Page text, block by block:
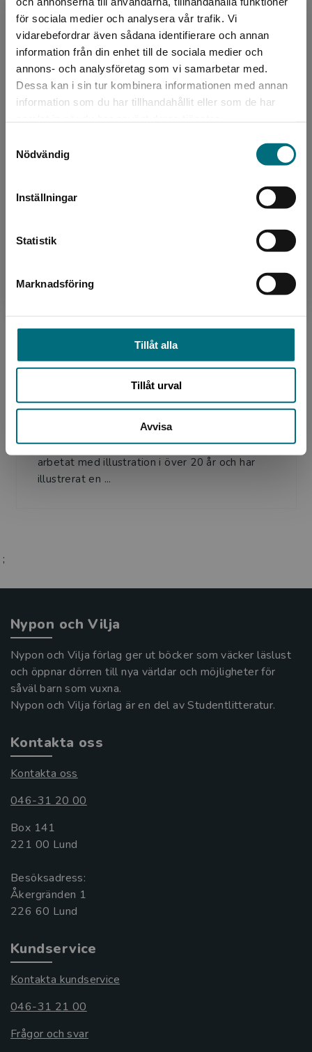
för sociala medier och analysera vår trafik. Vi
vidarebefordrar även sådana identifierare och annan
information från din enhet till de sociala medier och
annons- och analysföretag som vi samarbetar med.
Dessa kan i sin tur kombinera informationen med annan
information som du har tillhandahållit eller som de har
Nödvändig
Inställningar
Statistik
Marknadsföring
Tillåt alla
Tillåt urval
Avvisa
Begränsad fraktregion
Det verkar som att du besöker
nyponochviljaforlag.se via en enhet utanför
Sverige. För att kunna slutföra ett köp måste
Upphovspersoner
Anna Hansson Anna Hansson har sedan
ungdomsböcker samt noveller för vuxna. Innan
debuten arbetade hon som l...
Illustratör
Maria Källström
Maria Källström är en illustratör och grafisk
formgivare som bor i Stockholm. Hon har
arbetat med illustration i över 20 år och har
illustrerat en ...
;
Nypon och Vilja
Nypon och Vilja förlag ger ut böcker som väcker läslust
och öppnar dörren till nya världar och möjligheter för
såväl barn som vuxna.
Nypon och Vilja förlag är en del av Studentlitteratur.
Kontakta oss
Kontakta oss
046-31 20 00
Box 141
221 00 Lund
Besöksadress:
Åkergränden 1
Kundservice
Kontakta kundservice
046-31 21 00
Frågor och svar